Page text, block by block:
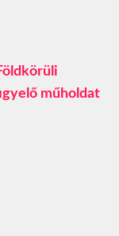
műholdat